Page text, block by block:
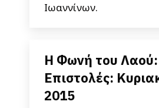
Ιωαννίνων.
Η Φωνή του
Επιστολές:
2015